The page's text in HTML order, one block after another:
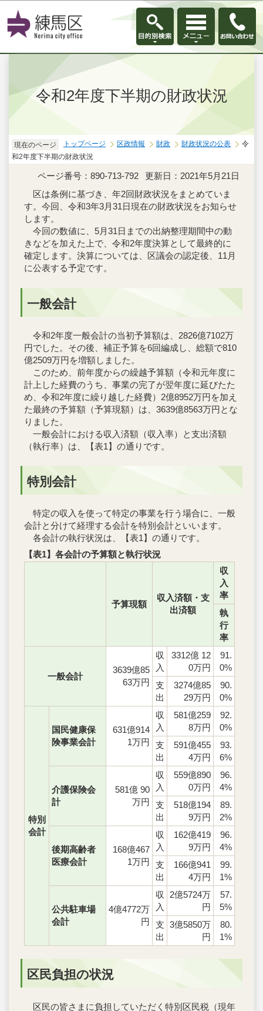
このページの本文へ移動
令和2年度下半期の財政状況
現在のページ トップページ 区政情報 財政 財政状況の公表
令
和2年度下半期の財政状況
ページ番号：890-713-792
更新日：2021年5月21日
区は条例に基づき、年2回財政状況をまとめていま
す。今回、令和3年3月31日現在の財政状況をお知らせ
します。
今回の数値に、5月31日までの出納整理期間中の動
きなどを加えた上で、令和2年度決算として最終的に
確定します。決算については、区議会の認定後、11月
に公表する予定です。
一般会計
令和2年度一般会計の当初予算額は、2826億7102万
円でした。その後、補正予算を6回編成し、総額で810
億2509万円を増額しました。
このため、前年度からの繰越予算額（令和元年度に
計上した経費のうち、事業の完了が翌年度に延びたた
め、令和2年度に繰り越した経費）2億8952万円を加え
た最終の予算額（予算現額）は、3639億8563万円とな
りました。
一般会計における収入済額（収入率）と支出済額
（執行率）は、【表1】の通りです。
特別会計
特定の収入を使って特定の事業を行う場合に、一般
会計と分けて経理する会計を特別会計といいます。
各会計の執行状況は、【表1】の通りです。
【表1】各会計の予算額と執行状況
予算現額
収入済額・支
出済額
収
入
率
執
行
率
一般会計
3639億85
63万円
収
入
3312億 12
0万円
91.
0%
支
出
3274億85
29万円
90.
0%
特別
会計
国民健康保
険事業会計
631億914
1万円
収
入
581億259
8万円
92.
0%
支
出
591億455
4万円
93.
6%
介護保険会
計
581億 90
万円
収
入
559億890
0万円
96.
4%
支
出
518億194
9万円
89.
2%
後期高齢者
医療会計
168億467
1万円
収
入
162億419
9万円
96.
4%
支
出
166億941
4万円
99.
1%
公共駐車場
会計
4億4772万
円
収
入
2億5724万
円
57.
5%
支
出
3億5850万
円
80.
1%
区民負担の状況
区民の皆さまに負担していただく特別区民税（現年